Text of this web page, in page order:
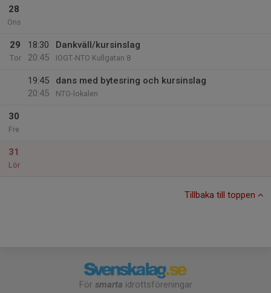
28
Ons
29
Tor
18:30
20:45
Dankväll/kursinslag
IOGT-NTO Kullgatan 8
19:45
20:45
dans med bytesring och kursinslag
NTO-lokalen
30
Fre
31
Lör
Tillbaka till toppen
För smarta idrottsföreningar